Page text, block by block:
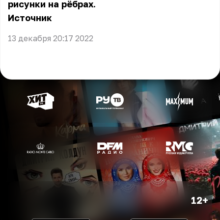
рисунки на рёбрах.
Источник
13 декабря 20:17 2022
12+